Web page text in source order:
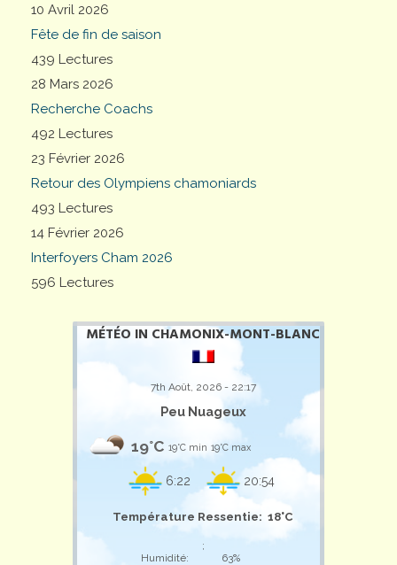
10 Avril 2026
Fête de fin de saison
439 Lectures
28 Mars 2026
Recherche Coachs
492 Lectures
23 Février 2026
Retour des Olympiens chamoniards
493 Lectures
14 Février 2026
Interfoyers Cham 2026
596 Lectures
MÉTÉO IN CHAMONIX-MONT-BLANC
7th Août, 2026 - 22:17
Peu Nuageux
19°C 19°C min 19°C max
6:22 20:54
Température Ressentie: 18°C
;
Humidité:
63%